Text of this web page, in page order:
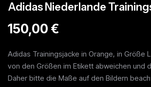
Adidas Niederlande
150,00 €
Adidas Trainingsjacke in Orange, in Größe
von den Größen im Etikett abweichen und
Daher bitte die Maße auf den Bildern